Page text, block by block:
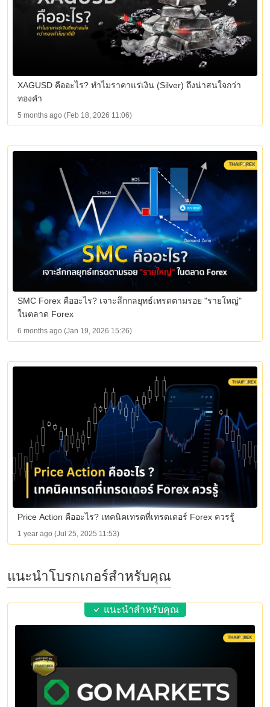
XAGUSD คืออะไร? ทำไมราคาแร่เงิน (Silver) ถึงน่าสนใจกว่า
ทองคำ
5 months ago (Feb 18, 2026 11:06)
SMC Forex คืออะไร? เจาะลึกกลยุทธ์เทรดตามรอย "รายใหญ่"
ในตลาด Forex
6 months ago (Jan 19, 2026 15:26)
Price Action คืออะไร? เทคนิคเทรดที่เทรดเดอร์ Forex ควรรู้
1 year ago (Jul 25, 2025 11:53)
แนะนำโบรกเกอร์สำหรับคุณ
แนะนำสำหรับคุณ